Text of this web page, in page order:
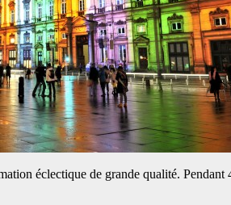
éclectique de grande qualité.